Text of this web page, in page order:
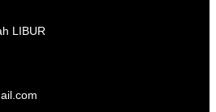
LIBUR